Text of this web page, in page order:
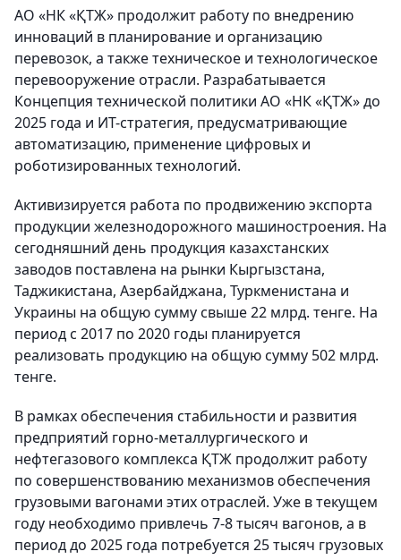
АО «НК «ҚТЖ» продолжит работу по внедрению
инноваций в планирование и организацию
перевозок, а также техническое и технологическое
перевооружение отрасли. Разрабатывается
Концепция технической политики АО «НК «ҚТЖ» до
2025 года и ИТ-стратегия, предусматривающие
автоматизацию, применение цифровых и
роботизированных технологий.
Активизируется работа по продвижению экспорта
продукции железнодорожного машиностроения. На
сегодняшний день продукция казахстанских
заводов поставлена на рынки Кыргызстана,
Таджикистана, Азербайджана, Туркменистана и
Украины на общую сумму свыше 22 млрд. тенге. На
период с 2017 по 2020 годы планируется
реализовать продукцию на общую сумму 502 млрд.
тенге.
В рамках обеспечения стабильности и развития
предприятий горно-металлургического и
нефтегазового комплекса ҚТЖ продолжит работу
по совершенствованию механизмов обеспечения
грузовыми вагонами этих отраслей. Уже в текущем
году необходимо привлечь 7-8 тысяч вагонов, а в
период до 2025 года потребуется 25 тысяч грузовых